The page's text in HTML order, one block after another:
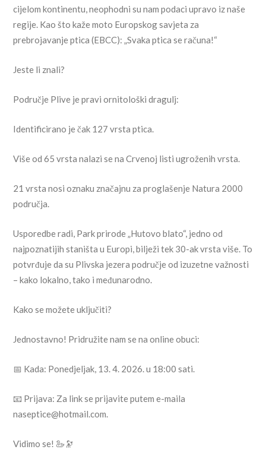
cijelom kontinentu, neophodni su nam podaci upravo iz naše
regije. Kao što kaže moto Europskog savjeta za
prebrojavanje ptica (EBCC): „Svaka ptica se računa!“
Jeste li znali?
Područje Plive je pravi ornitološki dragulj:
Identificirano je čak 127 vrsta ptica.
Više od 65 vrsta nalazi se na Crvenoj listi ugroženih vrsta.
21 vrsta nosi oznaku značajnu za proglašenje Natura 2000
područja.
Usporedbe radi, Park prirode „Hutovo blato“, jedno od
najpoznatijih staništa u Europi, bilježi tek 30-ak vrsta više. To
potvrđuje da su Plivska jezera područje od izuzetne važnosti
– kako lokalno, tako i međunarodno.
Kako se možete uključiti?
Jednostavno! Pridružite nam se na online obuci:
📅 Kada: Ponedjeljak, 13. 4. 2026. u 18:00 sati.
📧 Prijava: Za link se prijavite putem e-maila
naseptice@hotmail.com.
Vidimo se! 🦢🔭